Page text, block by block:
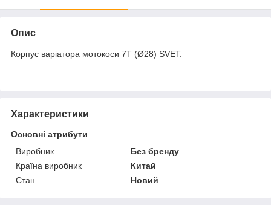
Опис
Корпус варіатора мотокоси 7T (Ø28) SVET.
Характеристики
Основні атрибути
Виробник
Без бренду
Країна виробник
Китай
Стан
Новий